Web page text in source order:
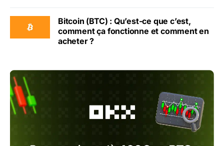
Bitcoin (BTC) : Qu’est-ce que c’est,
comment ça fonctionne et comment en
acheter ?